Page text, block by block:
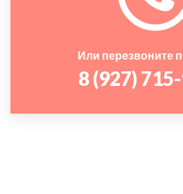
Или перезвоните
8 (927)